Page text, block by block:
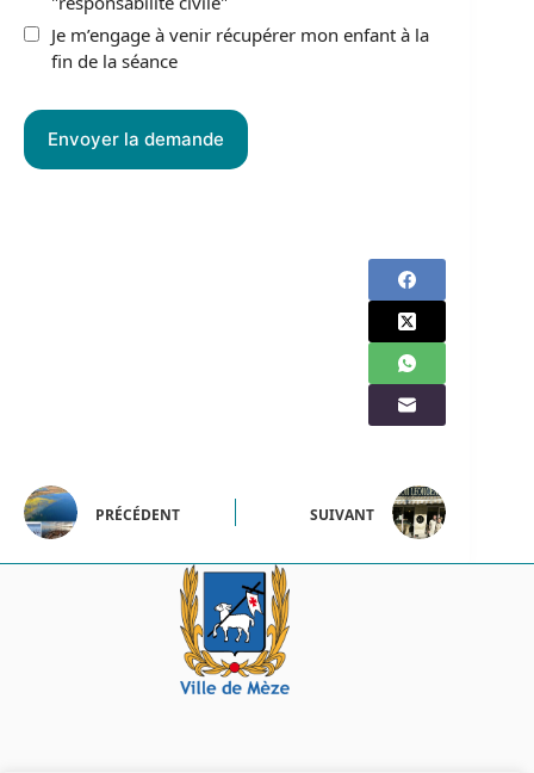
Je m’engage à venir récupérer mon enfant à la
fin de la séance
PRÉCÉDENT SUIVANT